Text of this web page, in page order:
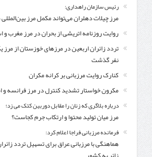
رئیس سازمان راهداری:
مرز چیلات دهلران می‌تواند مکمل مرز
روایت روزنامه اتریشی از بحران در مرز مغرب و
نفر گذشت
کنارک روایت مرزبانی بر کرانه مکران
مکرون خواستار تشدید کنترل‌ در مرز فرانسه و
درباره بلاگری که زنان را مقابل دوربین کتک می زد؛
مرز میان تولید محتوا و ارتکاب جرم کجاست؟
فرمانده مرزبانی فراجا اعلام کرد:
هماهنگی با مرزبانی عراق برای تسهیل تردد